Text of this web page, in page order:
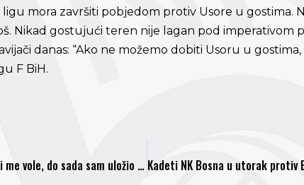
mora završiti pobjedom protiv Usore u gostima.
Nikad gostujući teren nije lagan pod imperativom
danas: “Ako ne možemo dobiti Usoru u gostima,
F BiH.
Vincent Tan: Navijači me vole, do sada sam uložio četiri miliona eura u FK Sarajevo